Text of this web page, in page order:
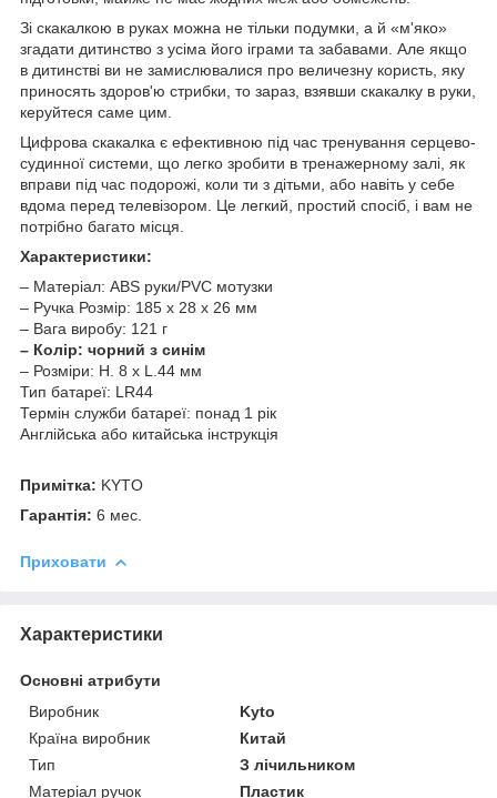
Зі скакалкою в руках можна не тільки подумки, а й «м'яко»
згадати дитинство з усіма його іграми та забавами. Але якщо
в дитинстві ви не замислювалися про величезну користь, яку
приносять здоров'ю стрибки, то зараз, взявши скакалку в руки,
керуйтеся саме цим.
Цифрова скакалка є ефективною під час тренування серцево-
судинної системи, що легко зробити в тренажерному залі, як
вправи під час подорожі, коли ти з дітьми, або навіть у себе
вдома перед телевізором. Це легкий, простий спосіб, і вам не
потрібно багато місця.
Характеристики:
– Матеріал: ABS руки/PVC мотузки
– Ручка Розмір: 185 x 28 x 26 мм
– Вага виробу: 121 г
– Колір: чорний з синім
– Розміри: H. 8 х L.44 мм
Тип батареї: LR44
Термін служби батареї: понад 1 рік
Англійська або китайська інструкція
Примітка: KYTO
Гарантія: 6 мес.
Приховати
Характеристики
Основні атрибути
Виробник
Kyto
Країна виробник
Китай
Тип
З лічильником
Матеріал ручок
Пластик